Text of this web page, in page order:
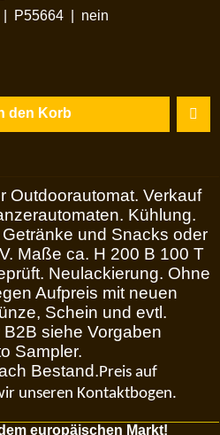
P55664 nein
den Korb
Outdoorautomat. Verkauf
Kühlung.
und Snacks oder
Maße ca. H 200 B 100 T
Neulackierung. Ohne
Aufpreis mit neuen
Schein und evtl.
siehe Vorgaben
Sampler.
Bestand. Preis auf
unseren Kontaktbogen.
europäischen Markt!